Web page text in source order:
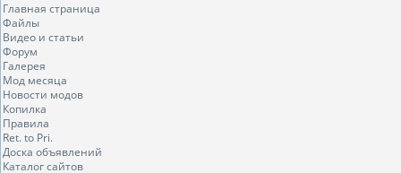
Главная страница
Файлы
Видео и статьи
Форум
Галерея
Мод месяца
Новости модов
Копилка
Правила
Ret. to Pri.
Доска объявлений
Каталог сайтов